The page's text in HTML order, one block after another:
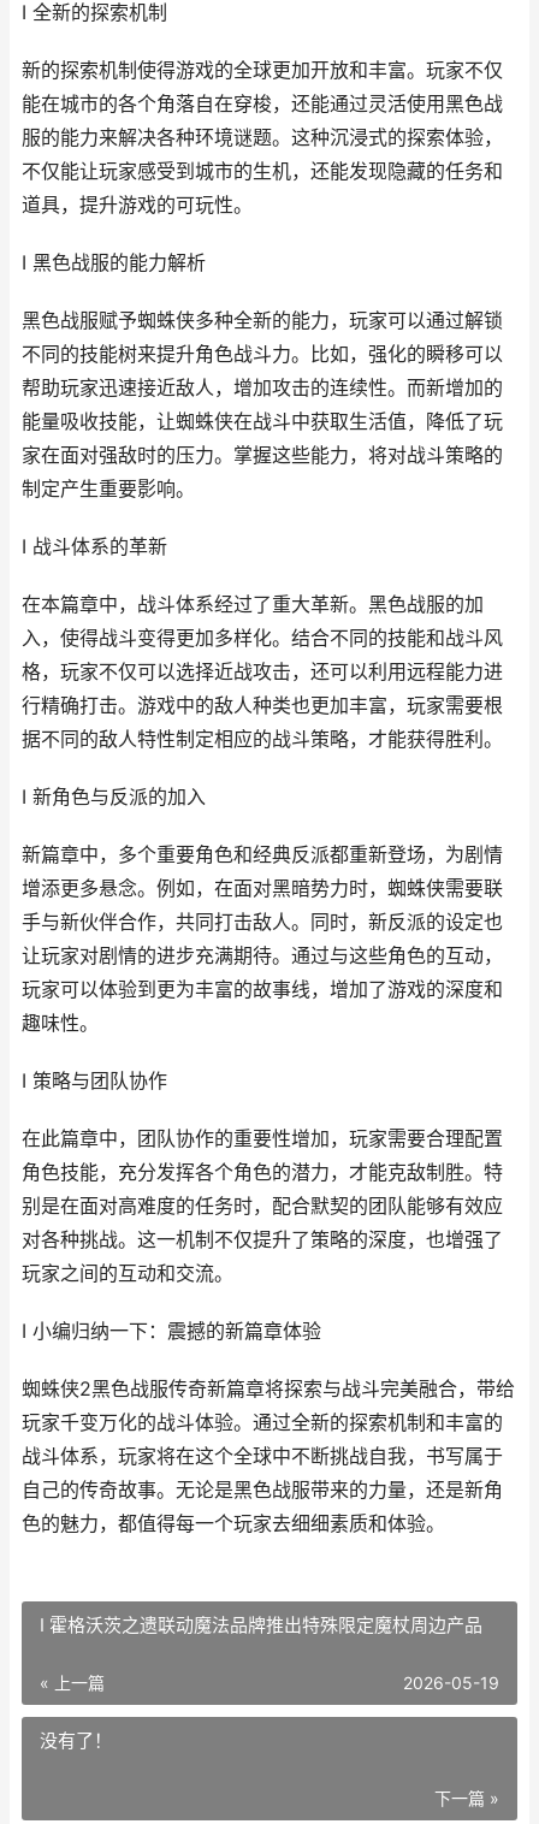
I 全新的探索机制
新的探索机制使得游戏的全球更加开放和丰富。玩家不仅
能在城市的各个角落自在穿梭，还能通过灵活使用黑色战
服的能力来解决各种环境谜题。这种沉浸式的探索体验，
不仅能让玩家感受到城市的生机，还能发现隐藏的任务和
道具，提升游戏的可玩性。
I 黑色战服的能力解析
黑色战服赋予蜘蛛侠多种全新的能力，玩家可以通过解锁
不同的技能树来提升角色战斗力。比如，强化的瞬移可以
帮助玩家迅速接近敌人，增加攻击的连续性。而新增加的
能量吸收技能，让蜘蛛侠在战斗中获取生活值，降低了玩
家在面对强敌时的压力。掌握这些能力，将对战斗策略的
制定产生重要影响。
I 战斗体系的革新
在本篇章中，战斗体系经过了重大革新。黑色战服的加
入，使得战斗变得更加多样化。结合不同的技能和战斗风
格，玩家不仅可以选择近战攻击，还可以利用远程能力进
行精确打击。游戏中的敌人种类也更加丰富，玩家需要根
据不同的敌人特性制定相应的战斗策略，才能获得胜利。
I 新角色与反派的加入
新篇章中，多个重要角色和经典反派都重新登场，为剧情
增添更多悬念。例如，在面对黑暗势力时，蜘蛛侠需要联
手与新伙伴合作，共同打击敌人。同时，新反派的设定也
让玩家对剧情的进步充满期待。通过与这些角色的互动，
玩家可以体验到更为丰富的故事线，增加了游戏的深度和
趣味性。
I 策略与团队协作
在此篇章中，团队协作的重要性增加，玩家需要合理配置
角色技能，充分发挥各个角色的潜力，才能克敌制胜。特
别是在面对高难度的任务时，配合默契的团队能够有效应
对各种挑战。这一机制不仅提升了策略的深度，也增强了
玩家之间的互动和交流。
I 小编归纳一下：震撼的新篇章体验
蜘蛛侠2黑色战服传奇新篇章将探索与战斗完美融合，带给
玩家千变万化的战斗体验。通过全新的探索机制和丰富的
战斗体系，玩家将在这个全球中不断挑战自我，书写属于
自己的传奇故事。无论是黑色战服带来的力量，还是新角
色的魅力，都值得每一个玩家去细细素质和体验。
I 霍格沃茨之遗联动魔法品牌推出特殊限定魔杖周边产品
« 上一篇 2026-05-19
没有了！
下一篇 »